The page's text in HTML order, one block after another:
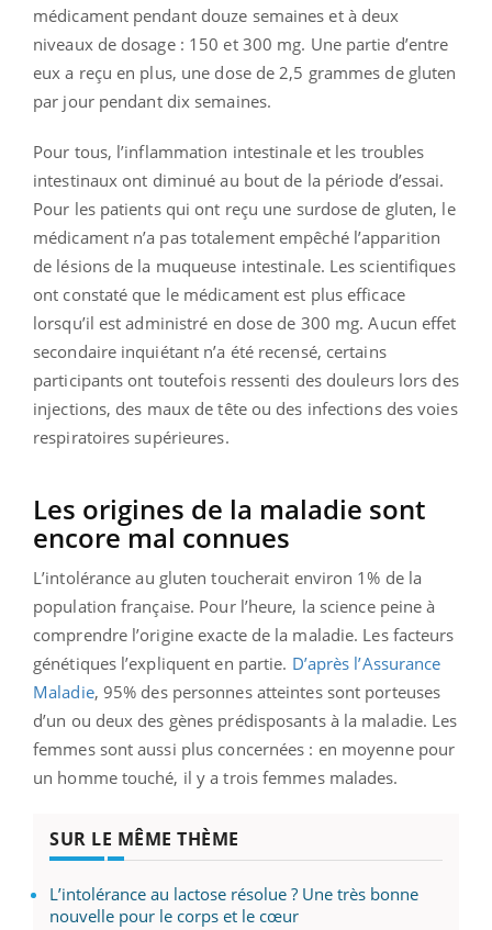
médicament pendant douze semaines et à deux
niveaux de dosage : 150 et 300 mg. Une partie d’entre
eux a reçu en plus, une dose de 2,5 grammes de gluten
par jour pendant dix semaines.
Pour tous, l’inflammation intestinale et les troubles
intestinaux ont diminué au bout de la période d’essai.
Pour les patients qui ont reçu une surdose de gluten, le
médicament n’a pas totalement empêché l’apparition
de lésions de la muqueuse intestinale. Les scientifiques
ont constaté que le médicament est plus efficace
lorsqu’il est administré en dose de 300 mg. Aucun effet
secondaire inquiétant n’a été recensé, certains
participants ont toutefois ressenti des douleurs lors des
injections, des maux de tête ou des infections des voies
respiratoires supérieures.
Les origines de la maladie sont
encore mal connues
L’intolérance au gluten toucherait environ 1% de la
population française. Pour l’heure, la science peine à
comprendre l’origine exacte de la maladie. Les facteurs
génétiques l’expliquent en partie. D’après l’Assurance
Maladie, 95% des personnes atteintes sont porteuses
d’un ou deux des gènes prédisposants à la maladie. Les
femmes sont aussi plus concernées : en moyenne pour
un homme touché, il y a trois femmes malades.
SUR LE MÊME THÈME
L’intolérance au lactose résolue ? Une très bonne
nouvelle pour le corps et le cœur